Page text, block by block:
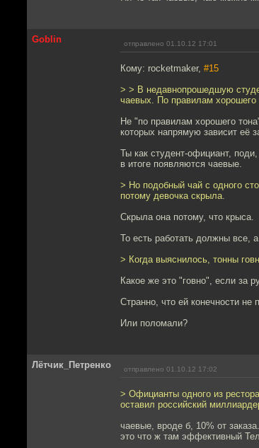
Goblin отправлено 01.10.12 17:01
Кому: rocketmaker, #15
> > В недавнопрошедшую
чаевых. По правилам
Не "по правилам хорошего
которых напрямую зависит её
Ты как студент-официант,
в итоге появляются чаевые.
> Но подобный чай с одного
потому девочка скрыла.
Скрыла она потому, что крыса.
То есть работать должны все,
> Когда выяснилось, тонны
Какое же это "говно", если за
Странно, что ей конечности не
Или поломали?
Лётчик_Петренко отправлено 01.10.12 17:02
> Официанты одного из
оставил российский
чаевые, вроде б, 10% от
это что ж там эффективный